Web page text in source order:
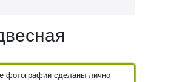
фотографии сделаны лично